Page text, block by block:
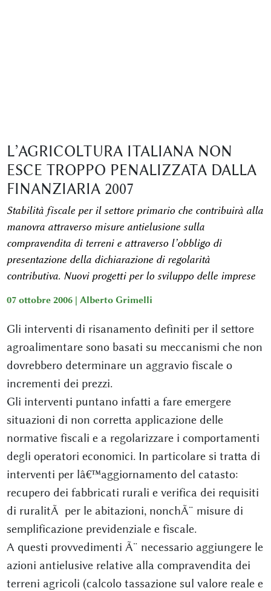
L’AGRICOLTURA ITALIANA NON
ESCE TROPPO PENALIZZATA DALLA
FINANZIARIA 2007
Stabilità fiscale per il settore primario che contribuirà alla
manovra attraverso misure antielusione sulla
compravendita di terreni e attraverso l’obbligo di
presentazione della dichiarazione di regolarità
contributiva. Nuovi progetti per lo sviluppo delle imprese
07 ottobre 2006 | Alberto Grimelli
Gli interventi di risanamento definiti per il settore
agroalimentare sono basati su meccanismi che non
dovrebbero determinare un aggravio fiscale o
incrementi dei prezzi.
Gli interventi puntano infatti a fare emergere
situazioni di non corretta applicazione delle
normative fiscali e a regolarizzare i comportamenti
degli operatori economici. In particolare si tratta di
interventi per lâ€™aggiornamento del catasto:
recupero dei fabbricati rurali e verifica dei requisiti
di ruralitÃ per le abitazioni, nonchÃ¨ misure di
semplificazione previdenziale e fiscale.
A questi provvedimenti Ã¨ necessario aggiungere le
azioni antielusive relative alla compravendita dei
terreni agricoli (calcolo tassazione sul valore reale e